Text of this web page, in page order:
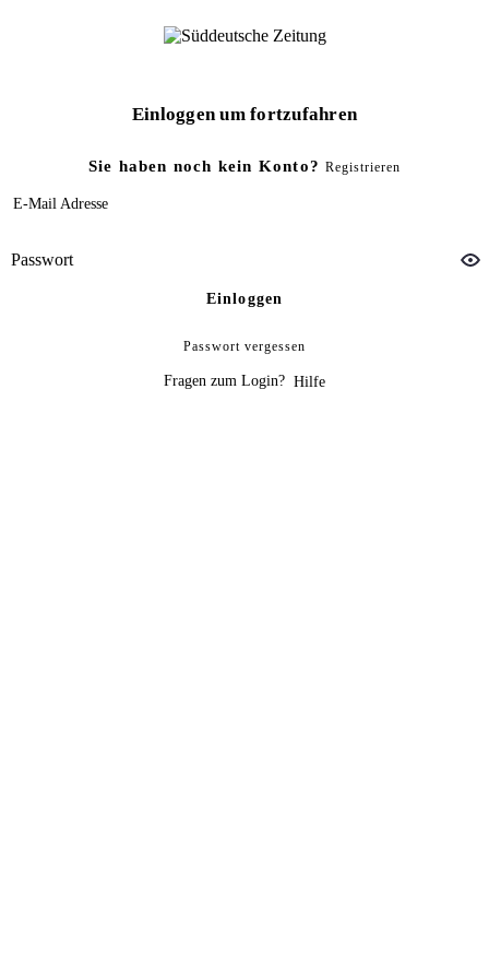
Einloggen um fortzufahren
Sie haben noch kein Konto?Registrieren
E-Mail Adresse
Passwort
Einloggen
Passwort vergessen
Fragen zum Login? Hilfe